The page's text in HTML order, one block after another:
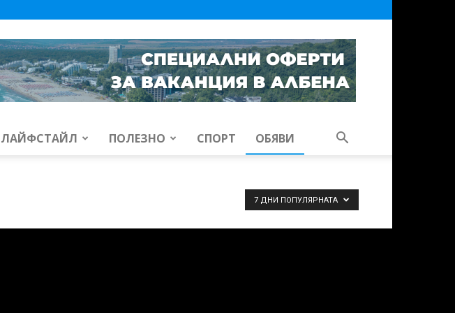
ЛАЙФСТАЙЛ ПОЛЕЗНО СПОРТ ОБЯВИ
7 ДНИ ПОПУЛЯРНАТА